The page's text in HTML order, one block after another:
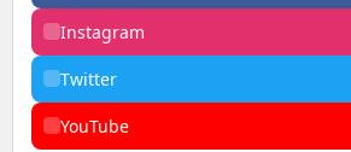
Instagram
Twitter
YouTube